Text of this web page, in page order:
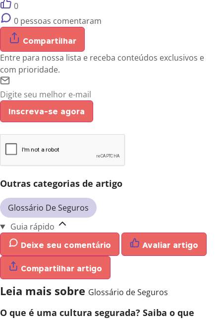
0
0 pessoas comentaram
Compartilhar
Entre para nossa lista e receba conteúdos exclusivos e
com prioridade.
Inscreva-se agora
Outras categorias de artigo
Glossário De Seguros
Guia rápido
Deixe seu comentário
Avaliar artigo
Compartilhar artigo
Leia mais sobre Glossário de Seguros
O que é uma cultura segurada? Saiba o que